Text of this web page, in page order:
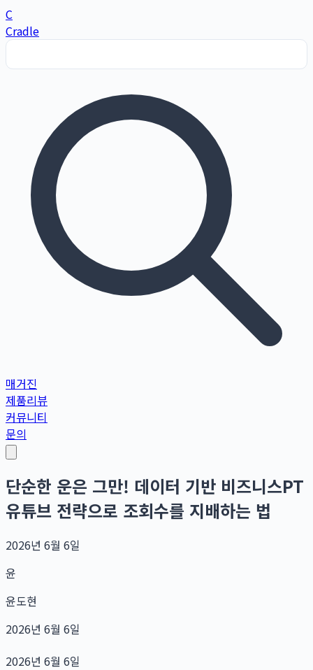
C
Cradle
매거진
제품리뷰
커뮤니티
문의
단순한 운은 그만! 데이터 기반 비즈니스PT
유튜브 전략으로 조회수를 지배하는 법
2026년 6월 6일
윤
윤도현
2026년 6월 6일
2026년 6월 6일